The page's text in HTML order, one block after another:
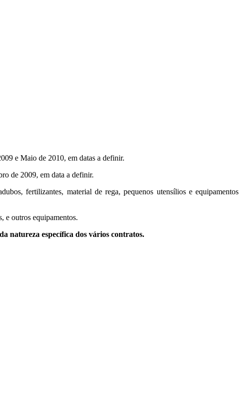
e Maio de 2010, em datas a definir.
de 2009, em data a definir.
fertilizantes, material de rega, pequenos utensílios e equipamentos
e outros equipamentos.
natureza específica dos vários contratos.